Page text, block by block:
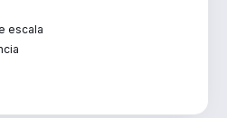
escala